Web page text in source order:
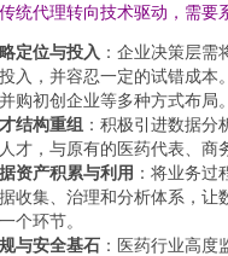
统代理转向技术驱动，需要
定位与投入 ：企业决策层
入，并容忍一定的试错成本
购初创企业等多种方式布局。
结构重组 ：积极引进数据
才，与原有的医药代表、商
资产积累与利用 ：将业务
收集、治理和分析体系，让
个环节。
与安全基石 ：医药行业高